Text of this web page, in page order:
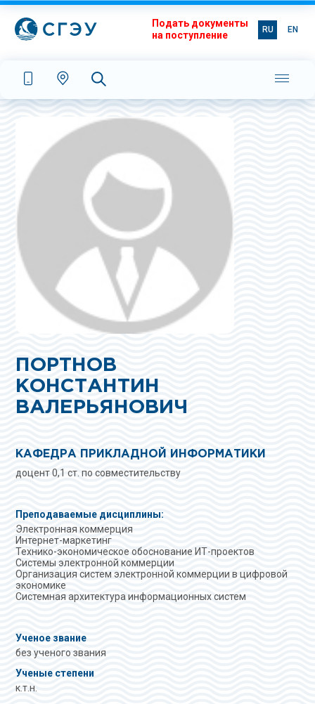
RU EN
Подать документы
на поступление
ПОРТНОВ
КОНСТАНТИН
ВАЛЕРЬЯНОВИЧ
КАФЕДРА ПРИКЛАДНОЙ ИНФОРМАТИКИ
доцент 0,1 ст. по совместительству
Преподаваемые дисциплины:
Электронная коммерция
Интернет-маркетинг
Технико-экономическое обоснование ИТ-проектов
Системы электронной коммерции
Организация систем электронной коммерции в цифровой
экономике
Системная архитектура информационных систем
Ученое звание
без ученого звания
Ученые степени
к.т.н.